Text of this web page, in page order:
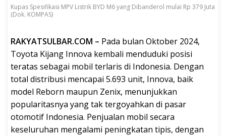
Kupas Spesifikasi MPV Listrik BYD M6 yang Dibanderol mulai Rp 379 Juta
(Dok. KOMPAS)
RAKYATSULBAR.COM – Pada bulan Oktober 2024,
Toyota Kijang Innova kembali menduduki posisi
teratas sebagai mobil terlaris di Indonesia. Dengan
total distribusi mencapai 5.693 unit, Innova, baik
model Reborn maupun Zenix, menunjukkan
popularitasnya yang tak tergoyahkan di pasar
otomotif Indonesia. Penjualan mobil secara
keseluruhan mengalami peningkatan tipis, dengan